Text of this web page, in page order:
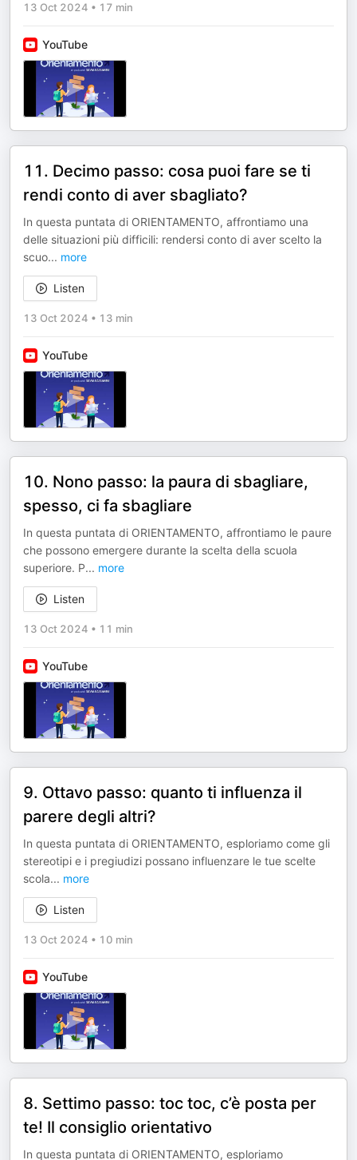
13 Oct 2024 • 17 min
YouTube
11. Decimo passo: cosa puoi fare se ti
rendi conto di aver sbagliato?
In questa puntata di ORIENTAMENTO, affrontiamo una
delle situazioni più difficili: rendersi conto di aver scelto la
scuo... more
Listen
13 Oct 2024 • 13 min
YouTube
10. Nono passo: la paura di sbagliare,
spesso, ci fa sbagliare
In questa puntata di ORIENTAMENTO, affrontiamo le paure
che possono emergere durante la scelta della scuola
superiore. P... more
Listen
13 Oct 2024 • 11 min
YouTube
9. Ottavo passo: quanto ti influenza il
parere degli altri?
In questa puntata di ORIENTAMENTO, esploriamo come gli
stereotipi e i pregiudizi possano influenzare le tue scelte
scola... more
Listen
13 Oct 2024 • 10 min
YouTube
8. Settimo passo: toc toc, c’è posta per
te! Il consiglio orientativo
In questa puntata di ORIENTAMENTO, esploriamo